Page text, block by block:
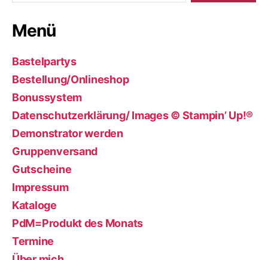
Menü
Bastelpartys
Bestellung/Onlineshop
Bonussystem
Datenschutzerklärung/ Images © Stampin’ Up!®
Demonstrator werden
Gruppenversand
Gutscheine
Impressum
Kataloge
PdM=Produkt des Monats
Termine